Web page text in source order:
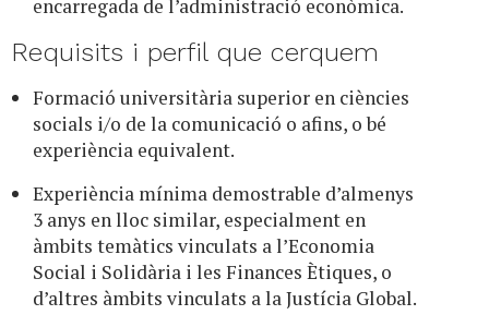
encarregada de l’administració econòmica.
Requisits i perfil que cerquem
Formació universitària superior en ciències
socials i/o de la comunicació o afins, o bé
experiència equivalent.
Experiència mínima demostrable d’almenys
3 anys en lloc similar, especialment en
àmbits temàtics vinculats a l’Economia
Social i Solidària i les Finances Ètiques, o
d’altres àmbits vinculats a la Justícia Global.